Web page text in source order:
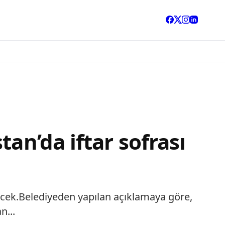
iftar sofrası
yapılan açıklamaya göre,